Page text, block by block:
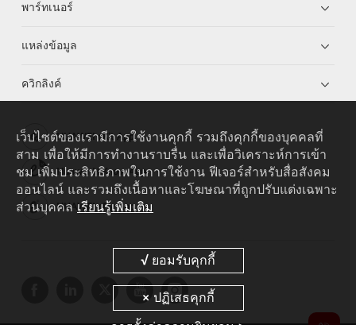
พาร์ทเนอร์
แหล่งข้อมูล
ควิกลิงค์
HUAWEI eKit App
Huawei HiKnow App
HUAWEI eFly App
เว็บไซต์ของเรามีการใช้งานคุกกี้ รวมถึงคุกกี้ของบุคคลที่
สาม เพื่อให้มีการทำงานราบรื่น และเพื่อวิเคราะห์การเข้า
ชม เพิ่มประสิทธิภาพในการใช้งาน ฟีเจอร์สำหรับสื่อสังคม
ออนไลน์ และรวมถึงเนื้อหาและโฆษณาที่ถูกปรับแต่งเฉพาะ
ส่วนบุคคล เรียนรู้เพิ่มเติม